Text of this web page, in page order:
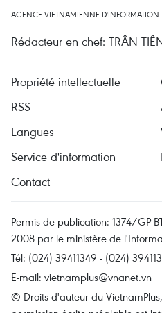
AGENCE VIETNAMIENNE D'INFORMATION
Rédacteur en chef: TRÂN
Propriété intellectuelle
RSS
Langues
Service d'information
Contact
Permis de publication: 1374/GP-
2008 par le ministère de
Tél: (024) 39411349 - (024)
E-mail: vietnamplus@vnanet.vn
© Droits d'auteur du